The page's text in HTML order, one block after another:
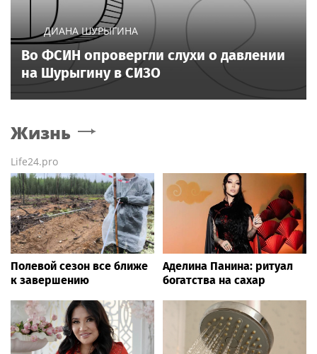
ДИАНА ШУРЫГИНА
Во ФСИН опровергли слухи о давлении
на Шурыгину в СИЗО
Жизнь
Life24.pro
Полевой сезон все ближе
к завершению
Аделина Панина: ритуал
богатства на сахар